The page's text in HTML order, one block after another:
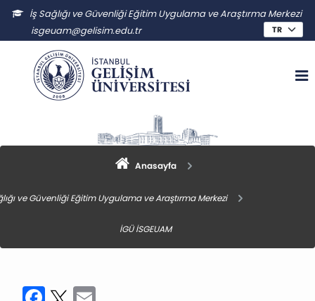
İş Sağlığı ve Güvenliği Eğitim Uygulama ve Araştırma Merkezi
isgeuam@gelisim.edu.tr
Anasayfa
ve Güvenliği Eğitim Uygulama ve Araştırma Merkezi
İGÜ İSGEUAM
Facebook
Twitter